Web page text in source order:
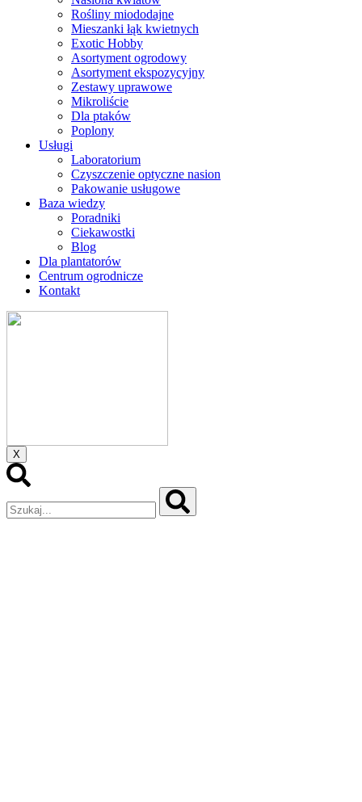
Rośliny miododajne
Mieszanki łąk kwietnych
Exotic Hobby
Asortyment ogrodowy
Asortyment ekspozycyjny
Zestawy uprawowe
Mikroliście
Dla ptaków
Poplony
Usługi
Laboratorium
Czyszczenie optyczne nasion
Pakowanie usługowe
Baza wiedzy
Poradniki
Ciekawostki
Blog
Dla plantatorów
Centrum ogrodnicze
Kontakt
X